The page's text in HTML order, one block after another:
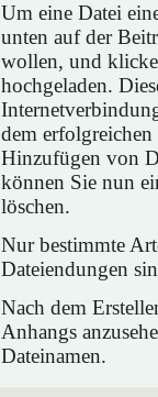
Um eine Datei
unten auf der
wollen, und
hochgeladen.
dem
Hinzufügen von
können Sie nun
löschen.
Nur bestimmte
Dateiendungen
Nach dem
Anhangs
Dateinamen.